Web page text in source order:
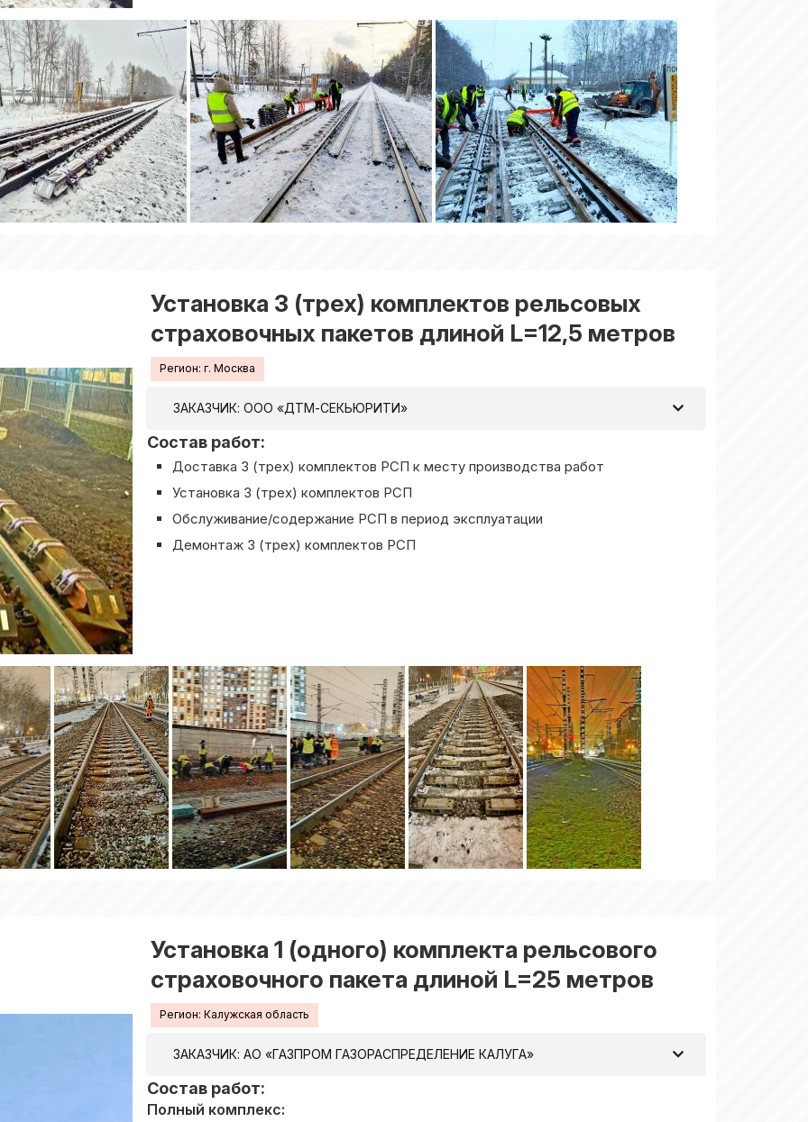
Установка 3 (трех) комплектов рельсовых
страховочных пакетов длиной L=12,5 метров
Регион: г. Москва
ЗАКАЗЧИК: ООО «ДТМ-СЕКЬЮРИТИ»
Состав работ:
Доставка 3 (трех) комплектов РСП к месту производства работ
Установка 3 (трех) комплектов РСП
Обслуживание/содержание РСП в период эксплуатации
Демонтаж 3 (трех) комплектов РСП
Установка 1 (одного) комплекта рельсового
страховочного пакета длиной L=25 метров
Регион: Калужская область
ЗАКАЗЧИК: АО «ГАЗПРОМ ГАЗОРАСПРЕДЕЛЕНИЕ КАЛУГА»
Состав работ:
Полный комплекс: